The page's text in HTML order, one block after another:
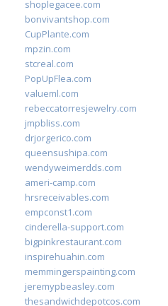
shoplegacee.com
bonvivantshop.com
CupPlante.com
mpzin.com
stcreal.com
PopUpFlea.com
valueml.com
rebeccatorresjewelry.com
jmpbliss.com
drjorgerico.com
queensushipa.com
wendyweimerdds.com
ameri-camp.com
hrsreceivables.com
empconst1.com
cinderella-support.com
bigpinkrestaurant.com
inspirehuahin.com
memmingerspainting.com
jeremypbeasley.com
thesandwichdepotcos.com